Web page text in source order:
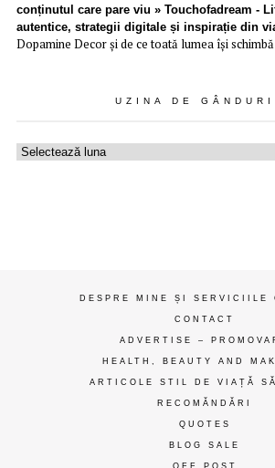
conținutul care pare viu » Touchofadream -
autentice, strategii digitale și inspirație din
Dopamine Decor și de ce toată lumea își
UZINA DE
Uzina
DESPRE MINE ȘI SERVICIILE
CONTACT
ADVERTISE –
HEALTH, BEAUTY AND
ARTICOLE STIL DE VIAȚĂ
RECOMĂNDĂRI
QUOTES
BLOG SALE